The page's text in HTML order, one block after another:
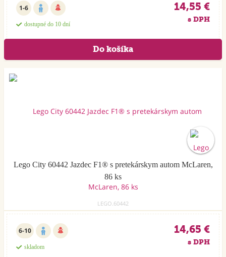
1-6
dostupné do 10 dní
14,55 €
s DPH
Lego City 60442 Jazdec F1® s pretekárskym autom McLaren,
86 ks
LEGO.60442
6-10
skladom
14,65 €
s DPH